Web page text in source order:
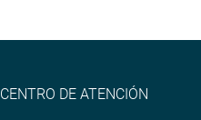
CENTRO DE ATENCIÓN